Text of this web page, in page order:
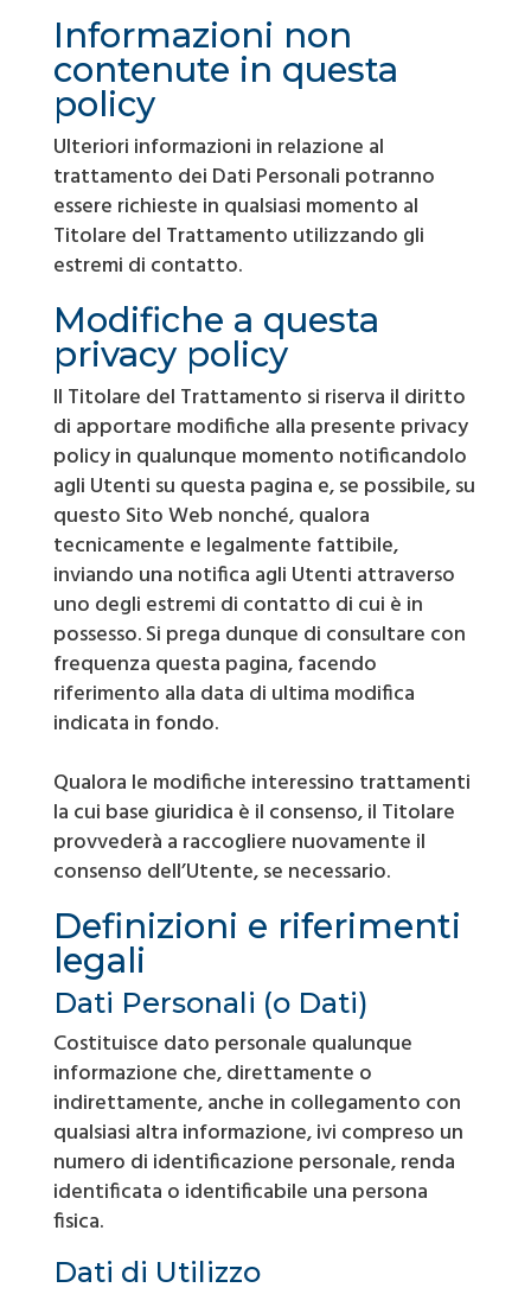
Informazioni non
contenute in questa
policy
Ulteriori informazioni in relazione al
trattamento dei Dati Personali potranno
essere richieste in qualsiasi momento al
Titolare del Trattamento utilizzando gli
estremi di contatto.
Modifiche a questa
privacy policy
Il Titolare del Trattamento si riserva il diritto
di apportare modifiche alla presente privacy
policy in qualunque momento notificandolo
agli Utenti su questa pagina e, se possibile, su
questo Sito Web nonché, qualora
tecnicamente e legalmente fattibile,
inviando una notifica agli Utenti attraverso
uno degli estremi di contatto di cui è in
possesso. Si prega dunque di consultare con
frequenza questa pagina, facendo
riferimento alla data di ultima modifica
indicata in fondo.
Qualora le modifiche interessino trattamenti
la cui base giuridica è il consenso, il Titolare
provvederà a raccogliere nuovamente il
consenso dell’Utente, se necessario.
Definizioni e riferimenti
legali
Dati Personali (o Dati)
Costituisce dato personale qualunque
informazione che, direttamente o
indirettamente, anche in collegamento con
qualsiasi altra informazione, ivi compreso un
numero di identificazione personale, renda
identificata o identificabile una persona
fisica.
Dati di Utilizzo